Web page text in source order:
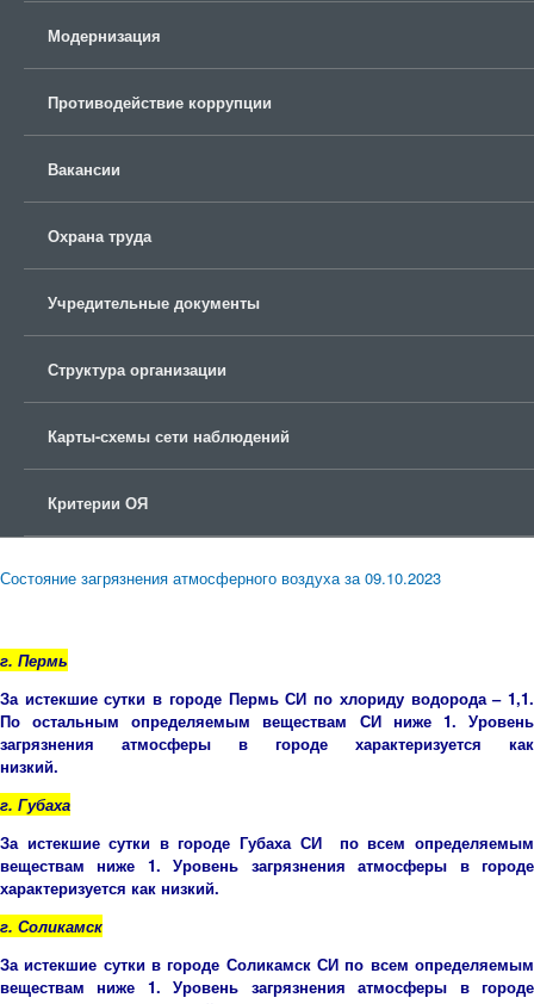
Модернизация
Противодействие коррупции
Вакансии
Охрана труда
Учредительные документы
Структура организации
Карты-схемы сети наблюдений
Критерии ОЯ
Состояние загрязнения атмосферного воздуха за 09.10.2023
г. Пермь
За истекшие сутки в городе Пермь СИ по хлориду водорода – 1,1.
По остальным определяемым веществам СИ ниже 1. Уровень
загрязнения атмосферы в городе характеризуется как
низкий.
г. Губаха
За истекшие сутки в городе Губаха СИ по всем определяемым
веществам ниже 1. Уровень загрязнения атмосферы в городе
характеризуется как низкий.
г. Соликамск
За истекшие сутки в городе Соликамск СИ по всем определяемым
веществам ниже 1. Уровень загрязнения атмосферы в городе